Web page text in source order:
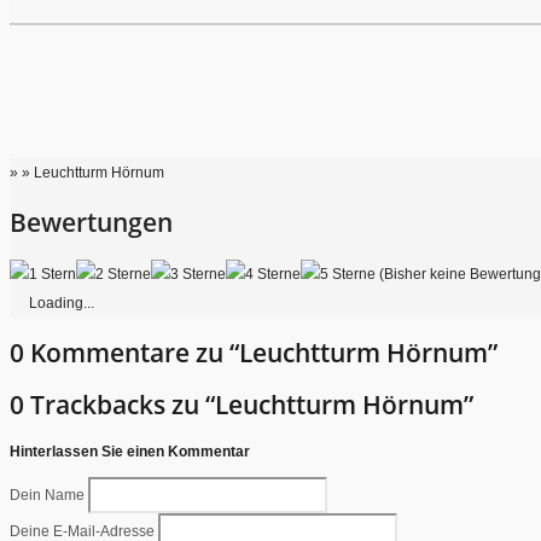
» » Leuchtturm Hörnum
Bewertungen
(Bisher keine
Loading...
0 Kommentare zu “Leuchtturm Hörnum”
0 Trackbacks zu “Leuchtturm Hörnum”
Hinterlassen Sie einen Kommentar
Dein Name
Deine E-Mail-Adresse